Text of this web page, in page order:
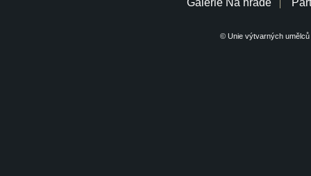
Galerie Na hradě
© Unie výtvarných